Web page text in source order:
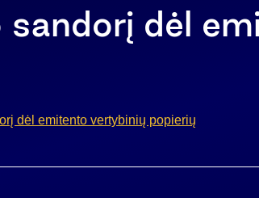
sandorį dėl
dėl emitento vertybinių popierių